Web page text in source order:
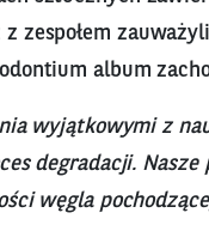
zespołem
album
wyjątkowymi z
degradacji.
węgla